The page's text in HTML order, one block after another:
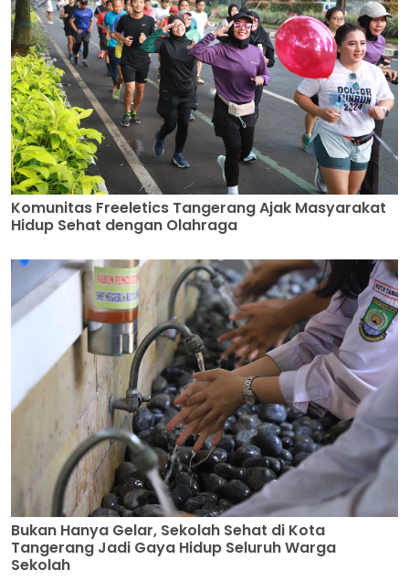
Komunitas Freeletics Tangerang Ajak Masyarakat
Hidup Sehat dengan Olahraga
Bukan Hanya Gelar, Sekolah Sehat di Kota
Tangerang Jadi Gaya Hidup Seluruh Warga
Sekolah